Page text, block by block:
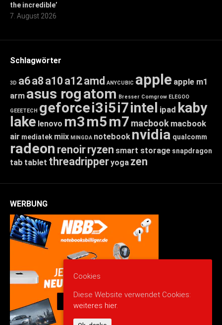
the incredible’
7. August 2026
Schlagwörter
3D a6a8 a10 a12amd ANYCUBIC apple apple m1
arm asus rogatom Bresser Comgrow ELEGOO
GEEETECH geforcei3i5i7intel ipad kaby
lake lenovo m3m5m7 macbook macbook
air mediatek miix MINGDA notebook nvidia qualcomm
radeon renoirryzen smart storage snapdragon
tab tablet threadripperyoga zen
WERBUNG
Cookies
Diese Website verwendet Cookies:
weiteres hier.